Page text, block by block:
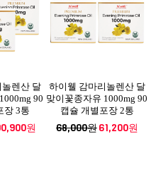
렌산 달
90
장 3통
원
하이웰 감마리놀렌산 달
맞이꽃종자유 1000mg 90
캡슐 개별포장 2통
68,000원61,200원